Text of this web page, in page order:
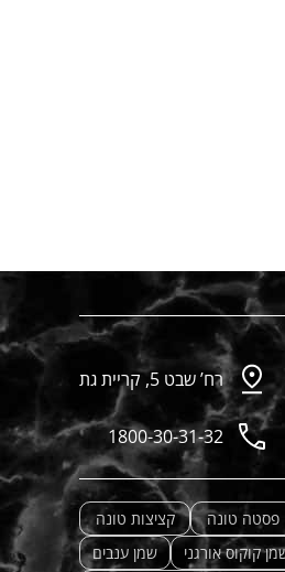
רח’ שבט 5, קריית גת
1800-30-31-32
פסטה טונה
קציצות טונה
קוקוס אורגני שמן ענבים